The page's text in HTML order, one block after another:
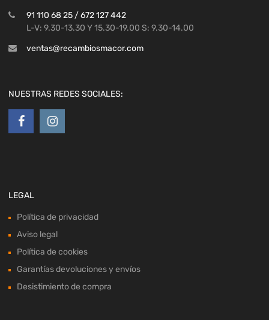
91 110 68 25 / 672 127 442
L-V: 9.30-13.30 Y 15.30-19.00 S: 9.30-14.00
ventas@recambiosmacor.com
NUESTRAS REDES SOCIALES:
LEGAL
Política de privacidad
Aviso legal
Política de cookies
Garantías devoluciones y envíos
Desistimiento de compra